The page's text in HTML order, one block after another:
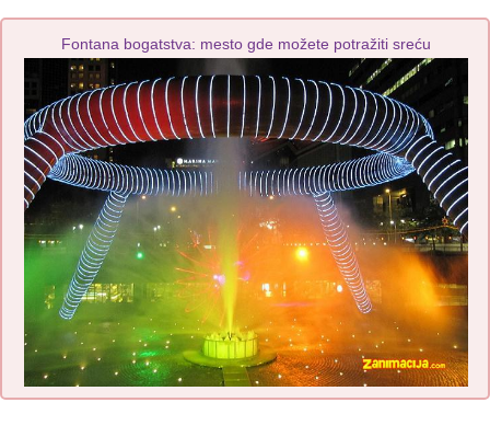
Fontana bogatstva: mesto gde možete potražiti sreću